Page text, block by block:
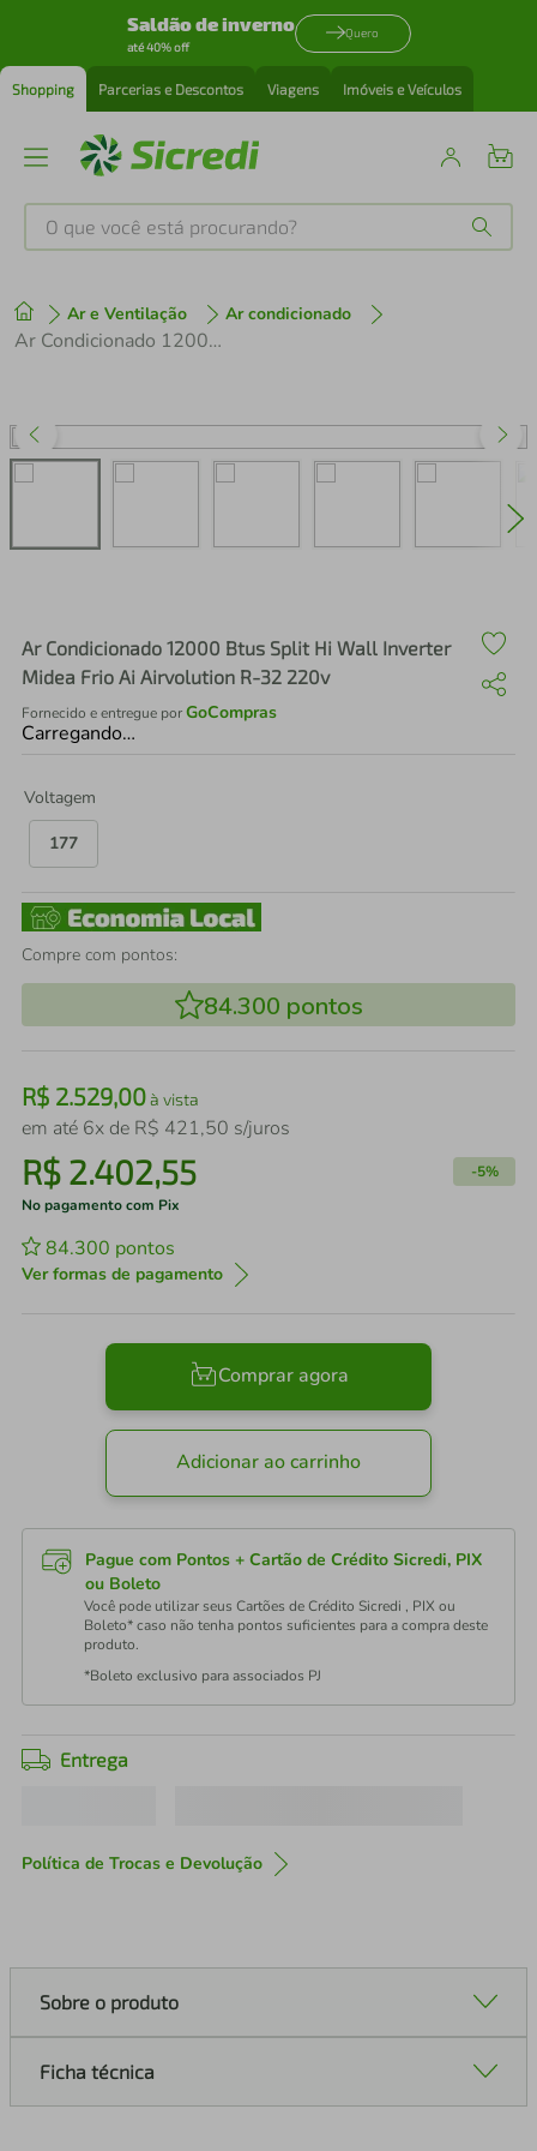
Saldão de inverno
até 40% off
Quero
Shopping Parcerias e Descontos Viagens Imóveis e Veículos
O que você está procurando?
Ar e Ventilação Ar condicionado
Ar Condicionado 12000 Btus Split Hi Wall Inverter Midea Frio Ai Airvolution R-32 220v
Ar Condicionado 12000 Btus Split Hi Wall Inverter
Midea Frio Ai Airvolution R-32 220v
Fornecido e entregue porGoCompras
Carregando…
Voltagem
177
Compre com pontos:
84.300 pontos
R$ 2.529,00à vista
em até 6x de R$ 421,50 s/juros
R$ 2.402,55 -5%
No pagamento com Pix
84.300 pontos
Ver formas de pagamento
Comprar agora
Adicionar ao carrinho
Pague com Pontos + Cartão de Crédito Sicredi, PIX
ou Boleto
Você pode utilizar seus Cartões de Crédito Sicredi , PIX ou
Boleto* caso não tenha pontos suficientes para a compra deste
produto.
*Boleto exclusivo para associados PJ
Entrega
Política de Trocas e Devolução
Sobre o produto
Ficha técnica
1º tenis
perfume